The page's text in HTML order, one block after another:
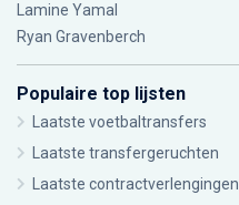
Lamine Yamal
Ryan Gravenberch
Populaire top lijsten
Laatste voetbaltransfers
Laatste transfergeruchten
Laatste contractverlengingen